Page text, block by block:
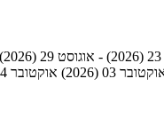
אוקטובר 04 (2026) - אוקטובר 10 (2026)